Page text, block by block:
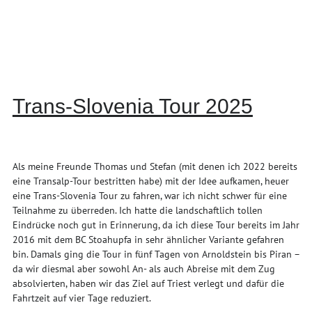
Trans-Slovenia Tour 2025
Als meine Freunde Thomas und Stefan (mit denen ich 2022 bereits
eine Transalp-Tour bestritten habe) mit der Idee aufkamen, heuer
eine Trans-Slovenia Tour zu fahren, war ich nicht schwer für eine
Teilnahme zu überreden. Ich hatte die landschaftlich tollen
Eindrücke noch gut in Erinnerung, da ich diese Tour bereits im Jahr
2016 mit dem BC Stoahupfa in sehr ähnlicher Variante gefahren
bin. Damals ging die Tour in fünf Tagen von Arnoldstein bis Piran –
da wir diesmal aber sowohl An- als auch Abreise mit dem Zug
absolvierten, haben wir das Ziel auf Triest verlegt und dafür die
Fahrtzeit auf vier Tage reduziert.